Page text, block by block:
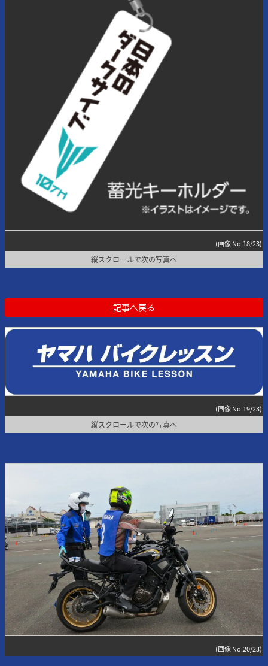
(画像 No.18/23)
縦スクロールで次の写真へ
記事へ戻る
(画像 No.19/23)
縦スクロールで次の写真へ
(画像 No.20/23)